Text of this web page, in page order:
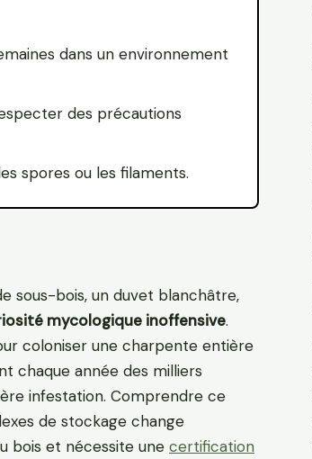
dans un environnement
des précautions
spores ou les filaments.
sous-bois, un duvet blanchâtre,
mycologique inoffensive.
coloniser une charpente entière
chaque année des milliers
infestation. Comprendre ce
de stockage change
bois et nécessite une certification